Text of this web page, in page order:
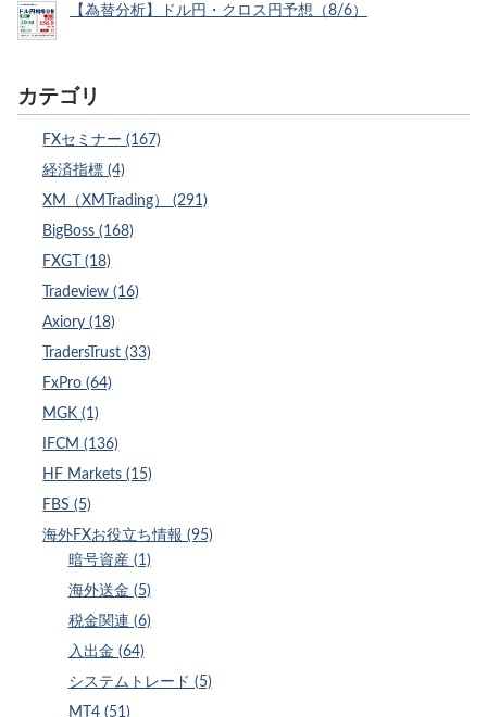
【為替分析】ドル円・クロス円予想（8/6）
カテゴリ
FXセミナー (167)
経済指標 (4)
XM（XMTrading） (291)
BigBoss (168)
FXGT (18)
Tradeview (16)
Axiory (18)
TradersTrust (33)
FxPro (64)
MGK (1)
IFCM (136)
HF Markets (15)
FBS (5)
海外FXお役立ち情報 (95)
暗号資産 (1)
海外送金 (5)
税金関連 (6)
入出金 (64)
システムトレード (5)
MT4 (51)